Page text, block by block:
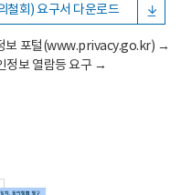
철회) 요구서 다운로드
보 포털(www.privacy.go.kr) →
정보 열람등 요구 →